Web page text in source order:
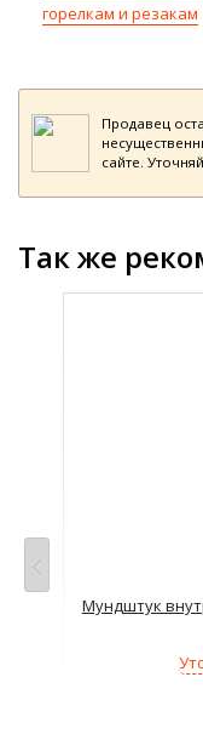
горелкам и резакам
Продавец
сайте.
Так же
Мундштук